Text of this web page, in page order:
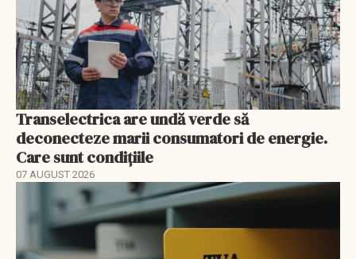
Transelectrica are undă verde să
deconecteze marii consumatori de energie.
Care sunt condițiile
07 AUGUST 2026